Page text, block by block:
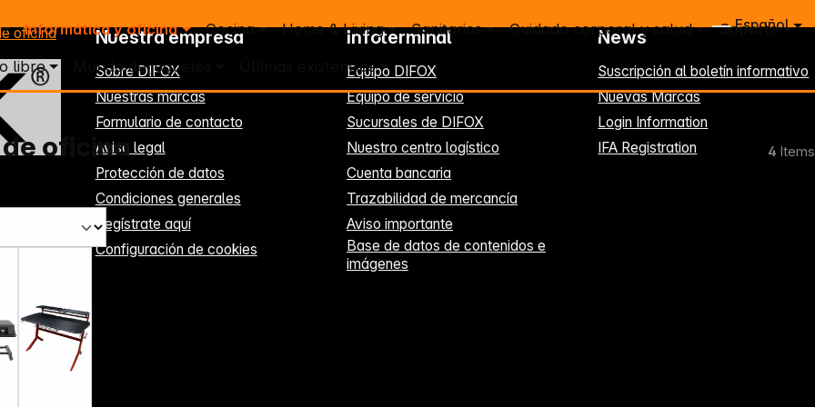
Español
Informática y oficina Cocina Home & Living Sanitarios Cuidado corporal y salud Soporte
libre Mundo de juguetes Últimas existencias
oficina
oficina 4 Items
Nuestra empresa
Sobre DIFOX
Nuestras marcas
Formulario de contacto
Aviso legal
Protección de datos
Condiciones generales
Regístrate aquí
Configuración de cookies
Infoterminal
Equipo DIFOX
Equipo de servicio
Sucursales de DIFOX
Nuestro centro logístico
Cuenta bancaria
Trazabilidad de mercancía
Aviso importante
Base de datos de contenidos e
imágenes
News
Suscripción al boletín informativo
Nuevas Marcas
Login Information
IFA Registration